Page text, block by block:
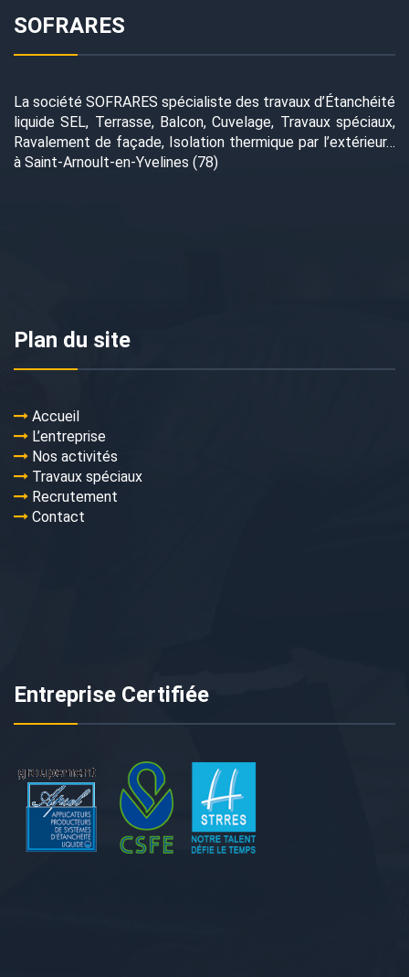
SOFRARES
La société SOFRARES spécialiste des travaux d’Étanchéité
liquide SEL, Terrasse, Balcon, Cuvelage, Travaux spéciaux,
Ravalement de façade, Isolation thermique par l’extérieur…
à Saint-Arnoult-en-Yvelines (78)
Plan du site
Accueil
L’entreprise
Nos activités
Travaux spéciaux
Recrutement
Contact
Entreprise Certifiée